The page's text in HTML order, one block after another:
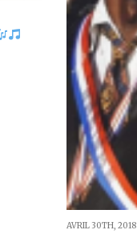
AVRIL 30TH, 2018